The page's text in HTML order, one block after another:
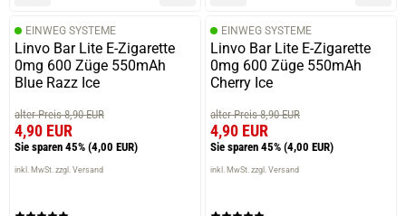
EINWEG SYSTEME
Linvo Bar Lite E-Zigarette
0mg 600 Züge 550mAh
Blue Razz Ice
alter Preis 8,90 EUR
4,90 EUR
Sie sparen 45% (4,00 EUR)
inkl. MwSt. zzgl. Versand
EINWEG SYSTEME
Linvo Bar Lite E-Zigarette
0mg 600 Züge 550mAh
Cherry Ice
alter Preis 8,90 EUR
4,90 EUR
Sie sparen 45% (4,00 EUR)
inkl. MwSt. zzgl. Versand